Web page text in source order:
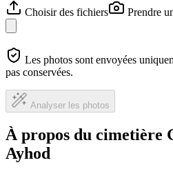
Choisir des fichiers Prendre
Les photos sont envoyées
pas conservées.
Analyser les photos
À propos du cimetière
Ayhod